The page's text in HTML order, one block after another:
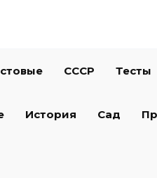
СССР Тесты
История Сад